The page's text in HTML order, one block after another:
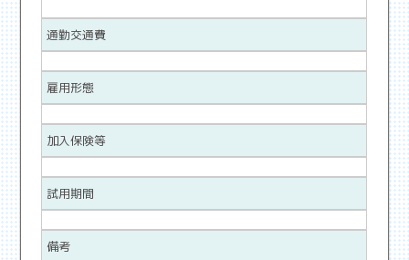
通勤交通費
雇用形態
加入保険等
試用期間
備考